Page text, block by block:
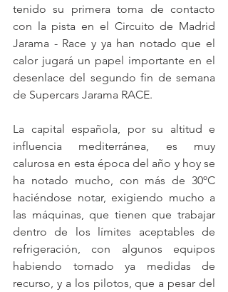
tenido su primera toma de contacto
con la pista en el Circuito de Madrid
Jarama - Race y ya han notado que el
calor jugará un papel importante en el
desenlace del segundo fin de semana
de Supercars Jarama RACE.
La capital española, por su altitud e
influencia mediterránea, es muy
calurosa en esta época del año y hoy se
ha notado mucho, con más de 30ºC
haciéndose notar, exigiendo mucho a
las máquinas, que tienen que trabajar
dentro de los límites aceptables de
refrigeración, con algunos equipos
habiendo tomado ya medidas de
recurso, y a los pilotos, que a pesar del